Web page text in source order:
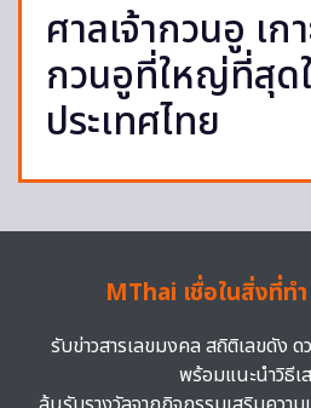
ศาลเจ้ากวนอู เ
กวนอูที่ใหญ่ที่สุด
ประเทศไทย
MThai เชื่อในสิ่งที่ท
รับข่าวสารเลขมงคล สถิติเลขดัง ด
พร้อมแนะนำวิธีเ